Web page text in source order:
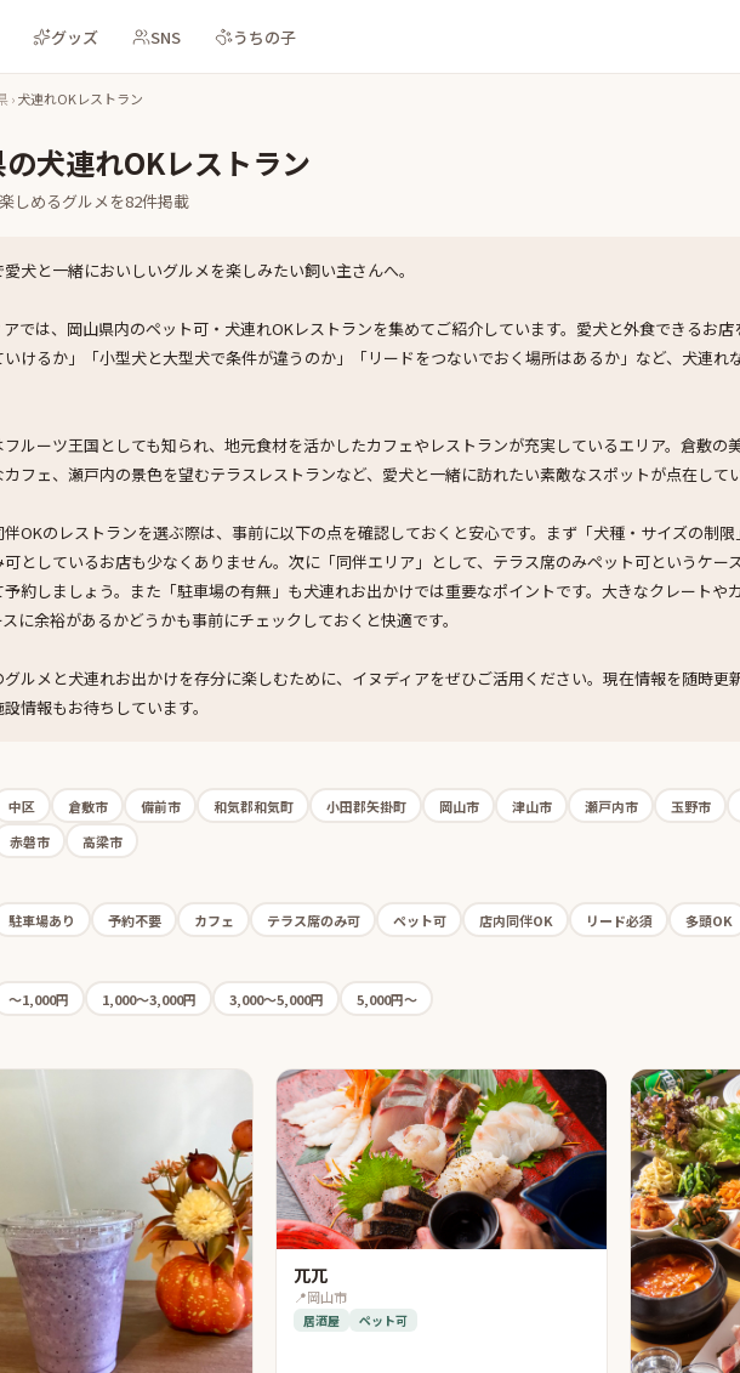
グッズ SNS うちの子
›犬連れOKレストラン
の犬連れOKレストラン
しめるグルメ を82件掲載
犬と一緒においしいグルメを楽しみたい飼い主さんへ。
アでは、岡山県内のペット可・犬連れOKレストランを集めてご紹介しています。愛犬と外食できるお
いけるか」「小型犬と大型犬で条件が違うのか」「リードをつないでおく場所はあるか」など、犬連れ
フルーツ王国としても知られ、地元食材を活かしたカフェやレストランが充実しているエリア。倉敷の
カフェ、瀬戸内の景色を望むテラスレストランなど、愛犬と一緒に訪れたい素敵なスポットが点在してい
OKのレストランを選ぶ際は、事前に以下の点を確認しておくと安心です。まず「犬種・サイズの制
としているお店も少なくありません。次に「同伴エリア」として、テラス席のみペット可というケー
約しましょう。また「駐車場の有無」も犬連れお出かけでは重要なポイントです。大きなクレートや
に余裕があるかどうかも事前にチェックしておくと快適です。
グルメと犬連れお出かけを存分に楽しむために、イヌディアをぜひご活用ください。現在情報を随時更
情報もお待ちしています。
中区 倉敷市 備前市 和気郡和気町 小田郡矢掛町 岡山市 津山市 瀬戸内市 玉野市
赤磐市 高梁市
駐車場あり 予約不要 カフェ テラス席のみ可 ペット可 店内同伴OK リード必須 多頭OK
〜1,000円 1,000〜3,000円 3,000〜5,000円 5,000円〜
兀兀
📍岡山市
居酒屋 ペット可